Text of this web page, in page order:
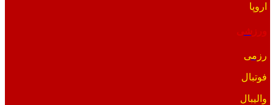
اروپا
ورزشی
رزمی
فوتبال
والیبال